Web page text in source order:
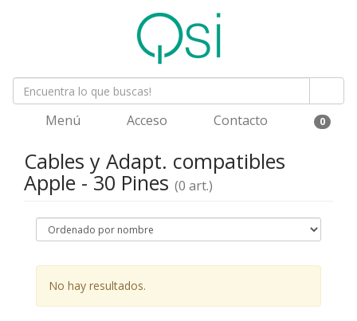
Menú Acceso Contacto 0
Cables y Adapt. compatibles
Apple - 30 Pines (0 art.)
No hay resultados.